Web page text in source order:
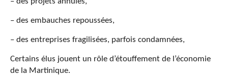
– des embauches repoussées,
– des entreprises fragilisées, parfois condamnées,
Certains élus jouent un rôle d’étouffement de l’économie
de la Martinique.